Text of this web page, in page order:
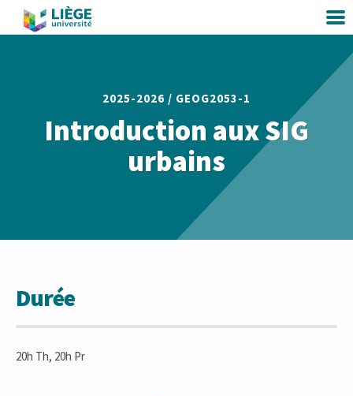
2025-2026 / GEOG2053-1
Introduction aux SIG
urbains
Durée
20h Th, 20h Pr